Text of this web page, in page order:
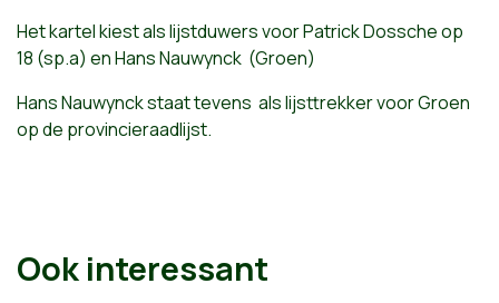
Het kartel kiest als lijstduwers voor Patrick Dossche op
18 (sp.a) en Hans Nauwynck (Groen)
Hans Nauwynck staat tevens als lijsttrekker voor Groen
op de provincieraadlijst.
Ook interessant